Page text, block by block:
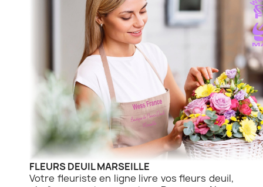
FLEURS DEUIL MARSEILLE
Votre fleuriste en ligne livre vos fleurs deuil,